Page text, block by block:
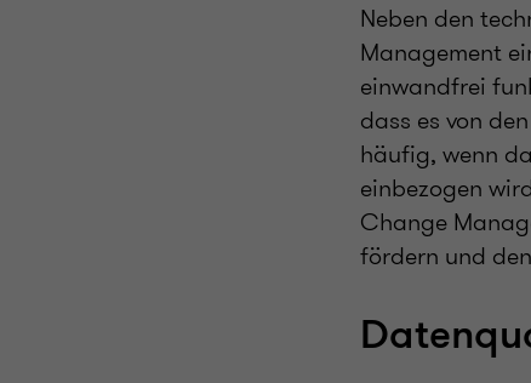
Neben den
Management
einwandfrei
dass es von
häufig, wenn
einbezogen
Change
fördern und